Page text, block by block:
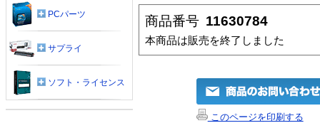
商品番号 11630784
本商品は販売を終了しました
このページを印刷する
PCパーツ
サプライ
ソフト・ライセンス